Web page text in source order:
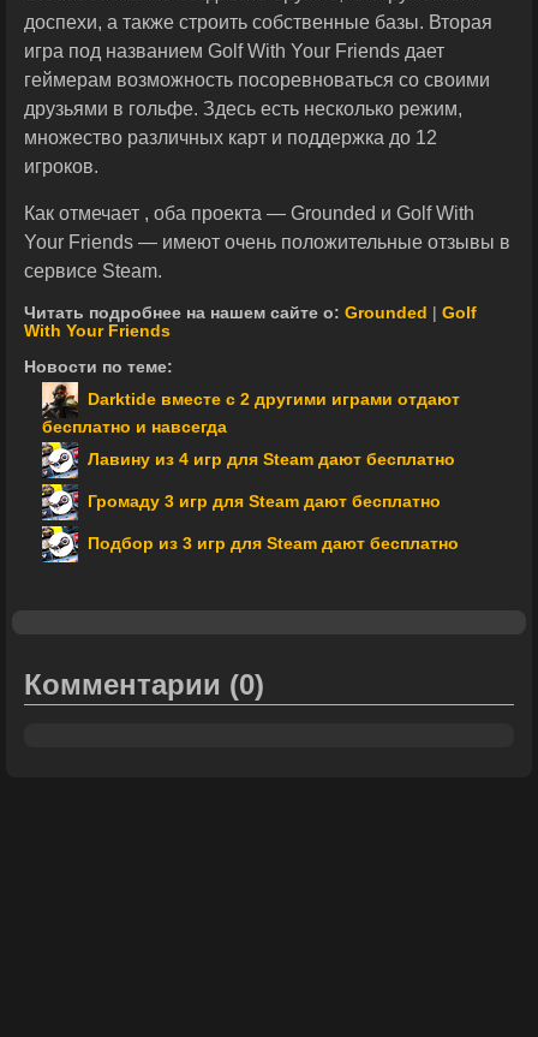
доспехи, а также строить собственные базы. Вторая
игра под названием Golf With Your Friends дает
геймерам возможность посоревноваться со своими
друзьями в гольфе. Здесь есть несколько режим,
множество различных карт и поддержка до 12
игроков.
Как отмечает , оба проекта — Grounded и Golf With
Your Friends — имеют очень положительные отзывы в
сервисе Steam.
Читать подробнее на нашем сайте о: Grounded
Golf
With Your Friends
Новости по теме:
Darktide вместе с 2 другими играми отдают
бесплатно и навсегда
Лавину из 4 игр для Steam дают бесплатно
Громаду 3 игр для Steam дают бесплатно
Подбор из 3 игр для Steam дают бесплатно
Комментарии (0)